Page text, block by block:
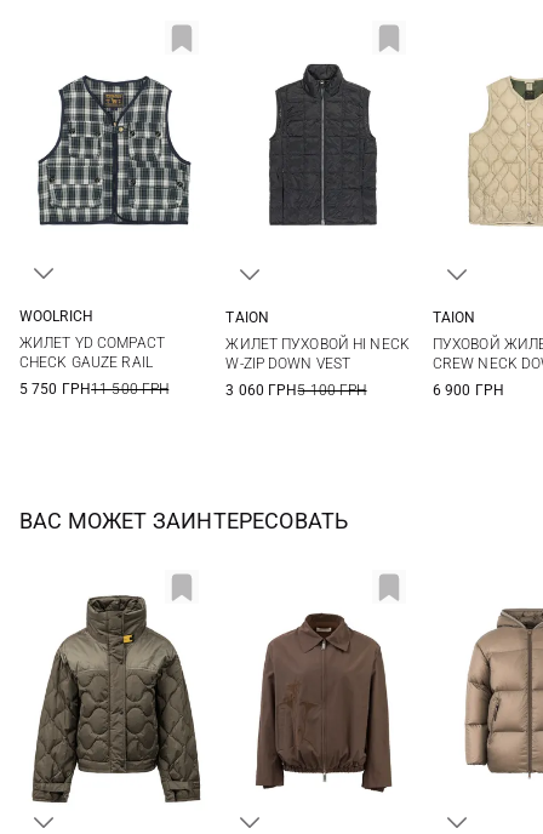
WOOLRICH
ЖИЛЕТ YD COMPACT
CHECK GAUZE RAIL
5 750 ГРН11 500 ГРН
XL
XXL
TAION
ЖИЛЕТ ПУХОВОЙ HI NECK
W-ZIP DOWN VEST
3 060 ГРН5 100 ГРН
TAION
ПУХОВОЙ
CREW NECK
6 900 ГРН
ВАС МОЖЕТ ЗАИНТЕРЕСОВАТЬ